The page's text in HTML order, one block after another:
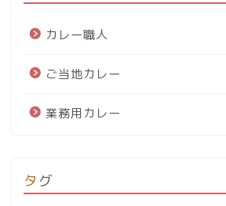
カレー職人
ご当地カレー
業務用カレー
タグ